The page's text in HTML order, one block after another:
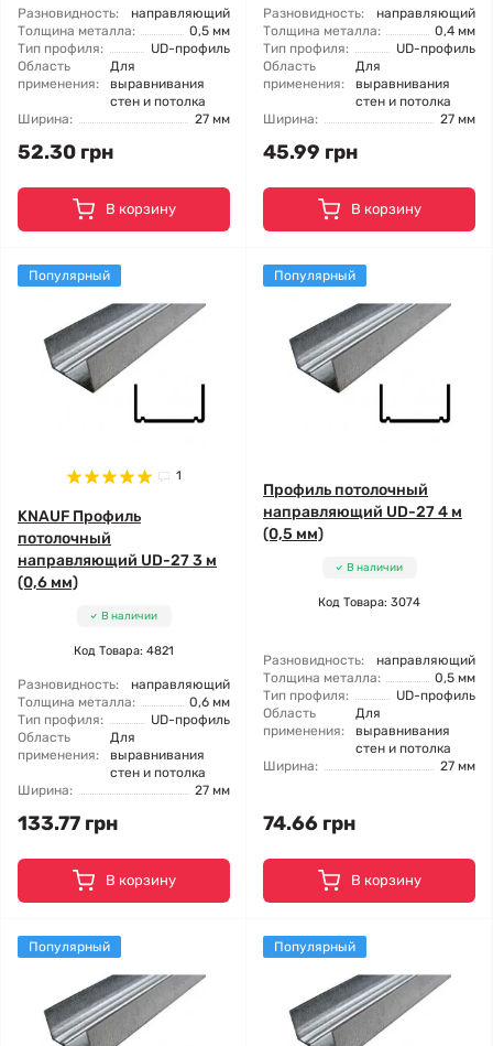
Разновидность:
направляющий
Толщина металла:
0,5 мм
Тип профиля:
UD-профиль
Область
применения:
Для
выравнивания
стен и потолка
Ширина:
27 мм
52.30 грн
В корзину
Разновидность:
направляющий
Толщина металла:
0,4 мм
Тип профиля:
UD-профиль
Область
применения:
Для
выравнивания
стен и потолка
Ширина:
27 мм
45.99 грн
В корзину
Популярный
1
KNAUF Профиль
потолочный
направляющий UD-27 3 м
(0,6 мм)
В наличии
Код Товара: 4821
Разновидность:
направляющий
Толщина металла:
0,6 мм
Тип профиля:
UD-профиль
Область
применения:
Для
выравнивания
стен и потолка
Ширина:
27 мм
133.77 грн
В корзину
Популярный
Профиль потолочный
направляющий UD-27 4 м
(0,5 мм)
В наличии
Код Товара: 3074
Разновидность:
направляющий
Толщина металла:
0,5 мм
Тип профиля:
UD-профиль
Область
применения:
Для
выравнивания
стен и потолка
Ширина:
27 мм
74.66 грн
В корзину
Популярный Популярный